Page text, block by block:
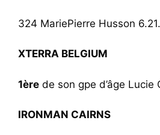
324 MariePierre Husson
XTERRA BELGIUM
1ère de son gpe d’âge Lucie
IRONMAN CAIRNS